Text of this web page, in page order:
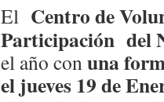
El Centro de
Participación del
el año conuna
el jueves 19 de